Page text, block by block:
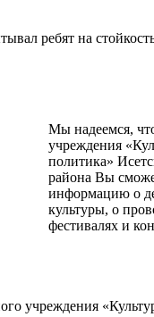
ребят на
Мы надеемся,
учреждения
политика»
района Вы
информацию о
культуры, о
фестивалях и
учреждения